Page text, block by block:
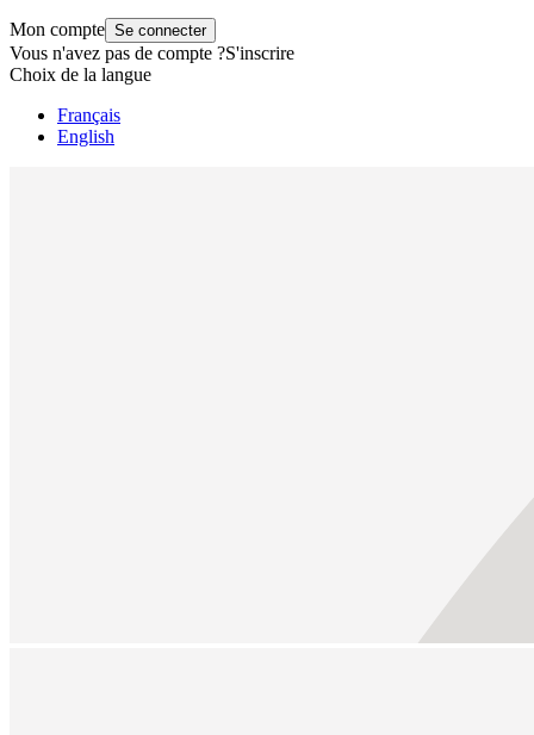
Mon compte Se connecter
Vous n'avez pas de compte ?S'inscrire
Choix de la langue
Français
English